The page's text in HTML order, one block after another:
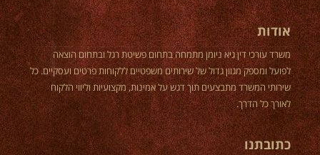
אודות
משרד עורכי דין גיא ניומן מתמחה בתחום פשיטת רגל ובתחום הוצאה
לפועל ומספק מגוון גדול של שירותים משפטיים ללקוחות פרטים ועסקיים. כל
שירותי המשרד מתבצעים תוך דגש על אמינות, מקצועיות וליווי הלקוח
לאורך כל הדרך.
כתובתנו